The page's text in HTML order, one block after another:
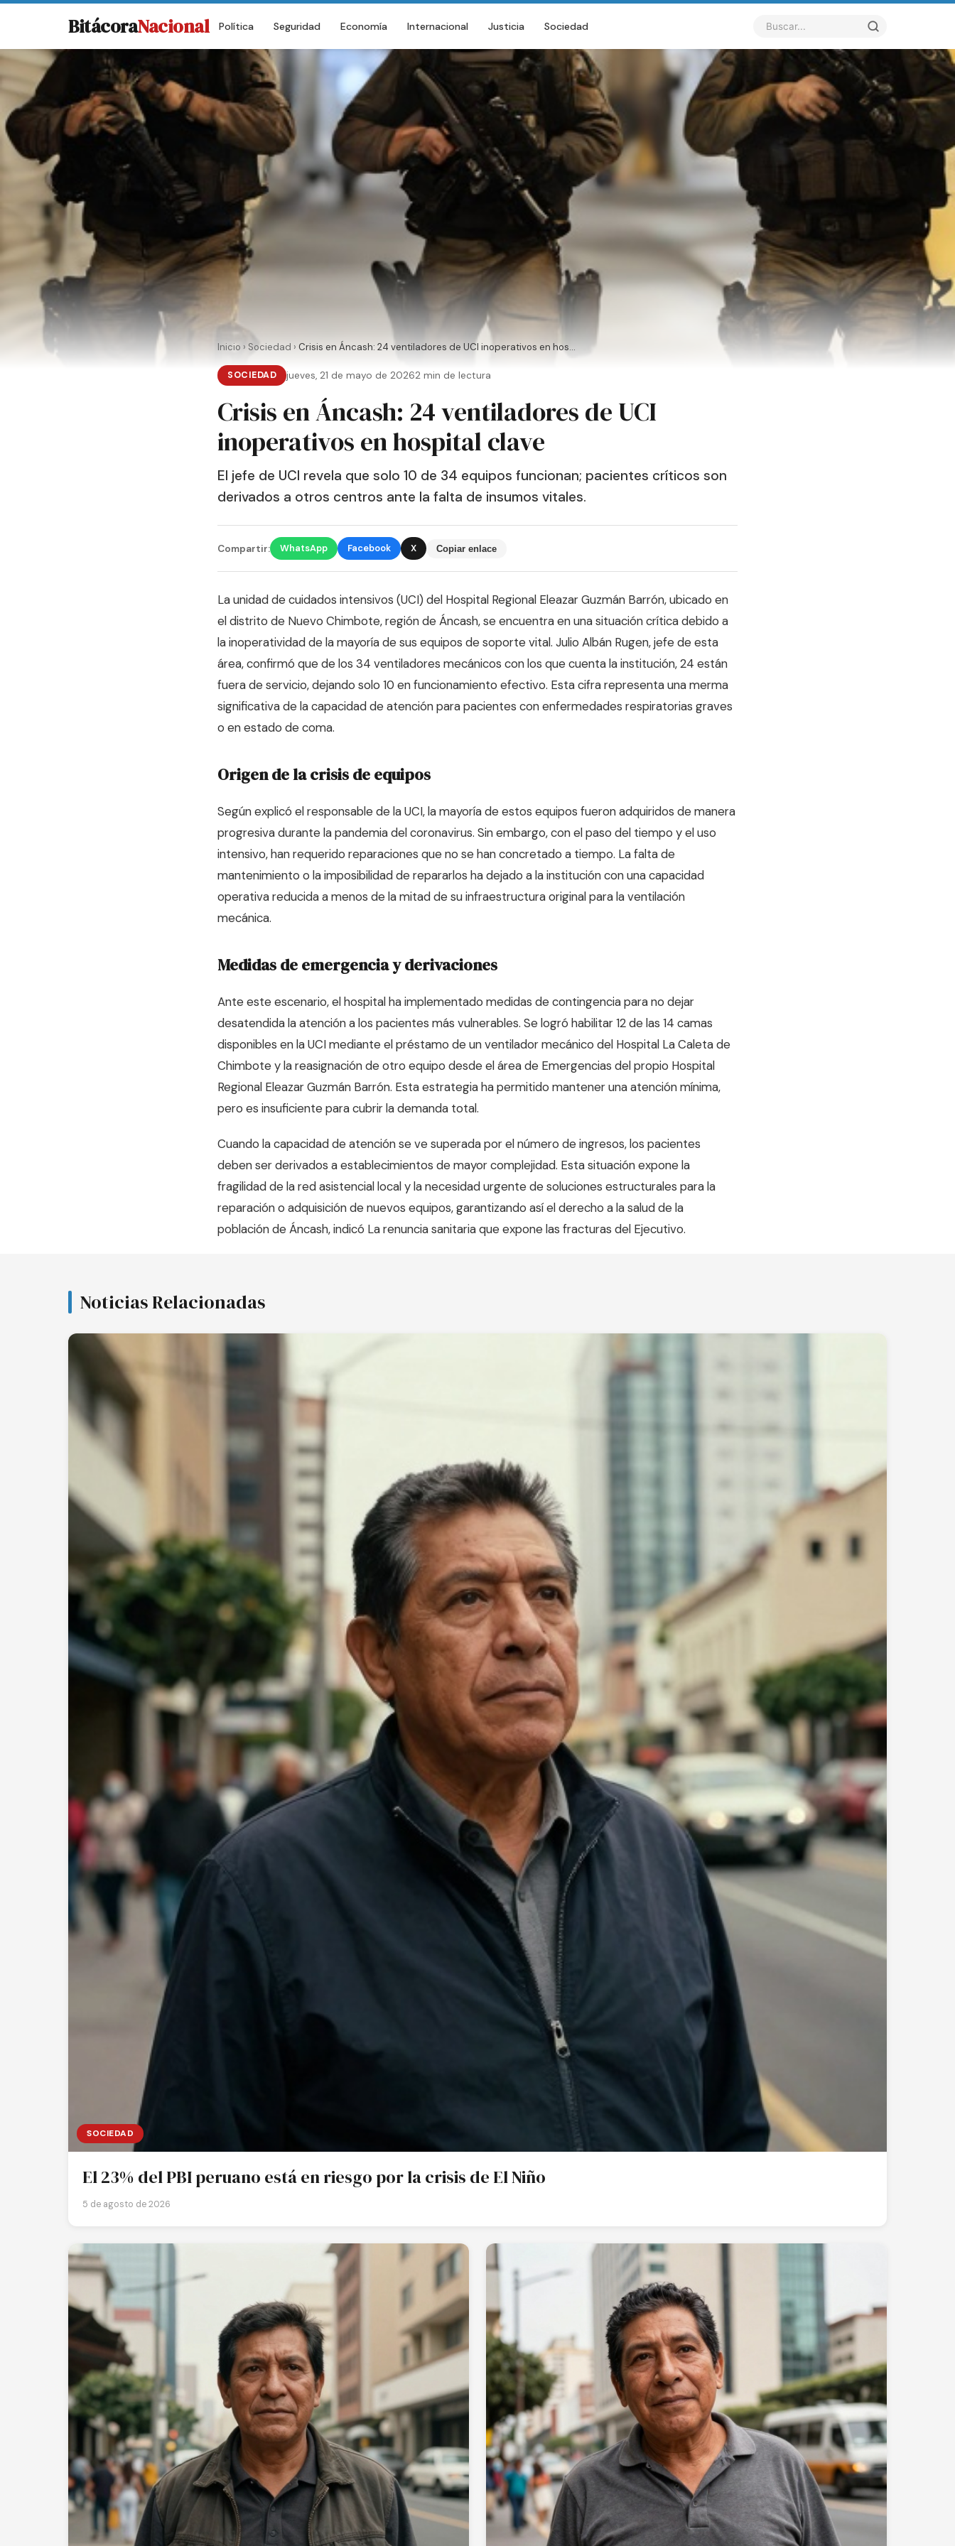
BitácoraNacional Política Seguridad Economía Internacional Justicia Sociedad
Inicio › Sociedad › Crisis en Áncash: 24 ventiladores de UCI inoperativos en hos...
SOCIEDAD jueves, 21 de mayo de 20262 min de lectura
Crisis en Áncash: 24 ventiladores de UCI
inoperativos en hospital clave
El jefe de UCI revela que solo 10 de 34 equipos funcionan; pacientes críticos son
derivados a otros centros ante la falta de insumos vitales.
Compartir: WhatsApp Facebook X Copiar enlace
La unidad de cuidados intensivos (UCI) del Hospital Regional Eleazar Guzmán Barrón, ubicado en
el distrito de Nuevo Chimbote, región de Áncash, se encuentra en una situación crítica debido a
la inoperatividad de la mayoría de sus equipos de soporte vital. Julio Albán Rugen, jefe de esta
área, confirmó que de los 34 ventiladores mecánicos con los que cuenta la institución, 24 están
fuera de servicio, dejando solo 10 en funcionamiento efectivo. Esta cifra representa una merma
significativa de la capacidad de atención para pacientes con enfermedades respiratorias graves
o en estado de coma.
Origen de la crisis de equipos
Según explicó el responsable de la UCI, la mayoría de estos equipos fueron adquiridos de manera
progresiva durante la pandemia del coronavirus. Sin embargo, con el paso del tiempo y el uso
intensivo, han requerido reparaciones que no se han concretado a tiempo. La falta de
mantenimiento o la imposibilidad de repararlos ha dejado a la institución con una capacidad
operativa reducida a menos de la mitad de su infraestructura original para la ventilación
mecánica.
Medidas de emergencia y derivaciones
Ante este escenario, el hospital ha implementado medidas de contingencia para no dejar
desatendida la atención a los pacientes más vulnerables. Se logró habilitar 12 de las 14 camas
disponibles en la UCI mediante el préstamo de un ventilador mecánico del Hospital La Caleta de
Chimbote y la reasignación de otro equipo desde el área de Emergencias del propio Hospital
Regional Eleazar Guzmán Barrón. Esta estrategia ha permitido mantener una atención mínima,
pero es insuficiente para cubrir la demanda total.
Cuando la capacidad de atención se ve superada por el número de ingresos, los pacientes
deben ser derivados a establecimientos de mayor complejidad. Esta situación expone la
fragilidad de la red asistencial local y la necesidad urgente de soluciones estructurales para la
reparación o adquisición de nuevos equipos, garantizando así el derecho a la salud de la
población de Áncash, indicó La renuncia sanitaria que expone las fracturas del Ejecutivo.
Noticias Relacionadas
SOCIEDAD
El 23% del PBI peruano está en riesgo por la crisis de El Niño
5 de agosto de 2026